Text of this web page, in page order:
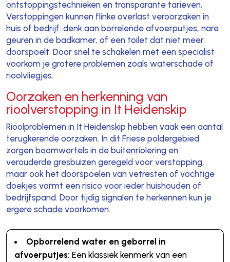
ontstoppingstechnieken en transparante tarieven.
Verstoppingen kunnen flinke overlast veroorzaken in
huis of bedrijf: denk aan borrelende afvoerputjes, nare
geuren in de badkamer, of een toilet dat niet meer
doorspoelt. Door snel te schakelen met een specialist
voorkom je grotere problemen zoals waterschade of
rioolvliegjes.
Oorzaken en herkenning van
rioolverstopping in It Heidenskip
Rioolproblemen in It Heidenskip hebben vaak een aantal
terugkerende oorzaken. In dit Friese poldergebied
zorgen boomwortels in de buitenriolering en
verouderde gresbuizen geregeld voor verstopping,
maar ook het doorspoelen van vetresten of vochtige
doekjes vormt een risico voor ieder huishouden of
bedrijfspand. Door tijdig signalen te herkennen kun je
ergere schade voorkomen.
Opborrelend water en geborrel in
afvoerputjes: Een klassiek kenmerk van een